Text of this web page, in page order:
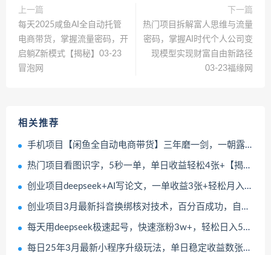
上一篇
每天2025咸鱼AI全自动托管
电商带货，掌握流量密码，开
启躺Z新模式【揭秘】03-23
冒泡网
下一篇
热门项目拆解富人思维与流量
密码，掌握AI时代个人公司变
现模型实现财富自由新路径
03-23福缘网
相关推荐
手机项目【闲鱼全自动电商带货】三年磨一剑，一朝露锋芒，长期稳定项目，单日稳定变现5张【揭秘】03-24冒泡网
热门项目看图识字，5秒一单，单日收益轻松4张+【揭秘】03-24冒泡网
创业项目deepseek+AI写论文，一单收益3张+轻松月入过W，目前旺季03-24冒泡网
创业项目3月最新抖音换绑核对技术，百分百成功，自测03-24冒泡网
每天用deepseek极速起号，快速涨粉3w+，轻松日入5张+暴力玩法03-24冒泡网
每日25年3月最新小程序升级玩法，单日稳定收益数张，风口项目，一个手机轻松操作【揭秘】03-24冒泡网